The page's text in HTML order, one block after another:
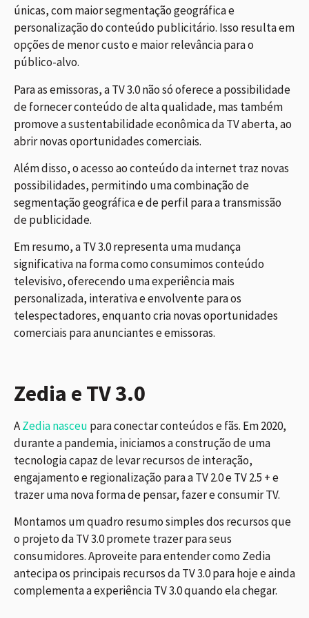
únicas, com maior segmentação geográfica e
personalização do conteúdo publicitário. Isso resulta em
opções de menor custo e maior relevância para o
público-alvo.
Para as emissoras, a TV 3.0 não só oferece a possibilidade
de fornecer conteúdo de alta qualidade, mas também
promove a sustentabilidade econômica da TV aberta, ao
abrir novas oportunidades comerciais.
Além disso, o acesso ao conteúdo da internet traz novas
possibilidades, permitindo uma combinação de
segmentação geográfica e de perfil para a transmissão
de publicidade.
Em resumo, a TV 3.0 representa uma mudança
significativa na forma como consumimos conteúdo
televisivo, oferecendo uma experiência mais
personalizada, interativa e envolvente para os
telespectadores, enquanto cria novas oportunidades
comerciais para anunciantes e emissoras.
Zedia e TV 3.0
AZedia nasceu para conectar conteúdos e fãs. Em 2020,
durante a pandemia, iniciamos a construção de uma
tecnologia capaz de levar recursos de interação,
engajamento e regionalização para a TV 2.0 e TV 2.5 + e
trazer uma nova forma de pensar, fazer e consumir TV.
Montamos um quadro resumo simples dos recursos que
o projeto da TV 3.0 promete trazer para seus
consumidores. Aproveite para entender como Zedia
antecipa os principais recursos da TV 3.0 para hoje e ainda
complementa a experiência TV 3.0 quando ela chegar.